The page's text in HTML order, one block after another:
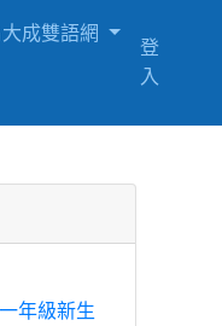
大成雙語網
登
入
年級新生